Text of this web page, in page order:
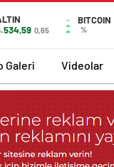
0,65
BITCOIN
%
Galeri Videolar